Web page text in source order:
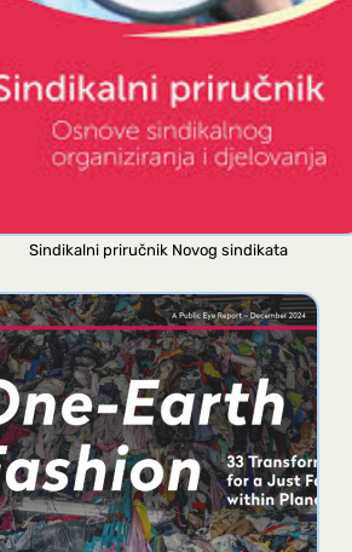
Sindikalni priručnik Novog sindikata